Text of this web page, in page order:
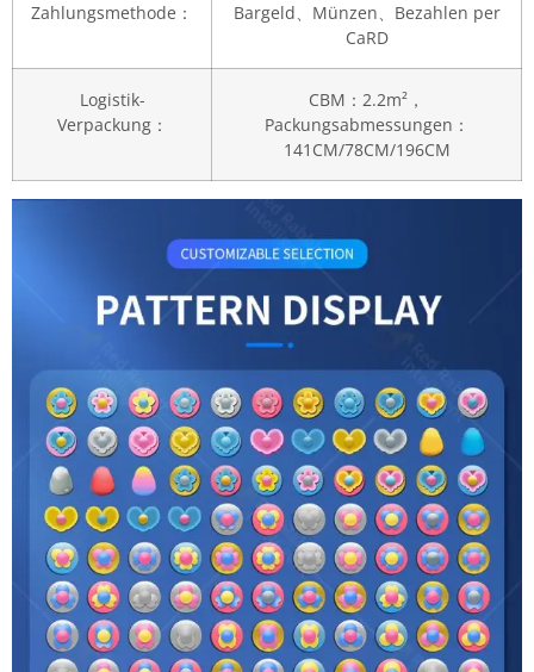
Zahlungsmethode：
Bargeld、Münzen、Bezahlen per
CaRD
Logistik-
Verpackung：
CBM：2.2m²，
Packungsabmessungen：
141CM/78CM/196CM